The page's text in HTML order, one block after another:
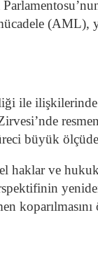
(AML),
ile
resmen
büyük
ve